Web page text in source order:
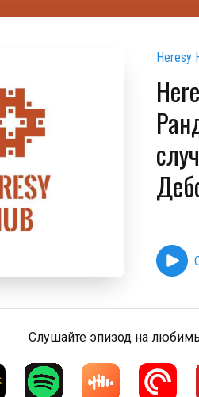
Heresy
Слушайте эпизод на